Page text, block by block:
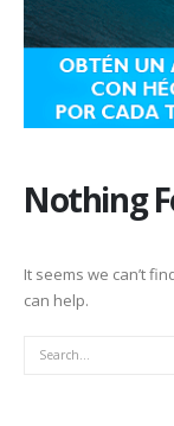
Nothing
It seems we can’t
can help.